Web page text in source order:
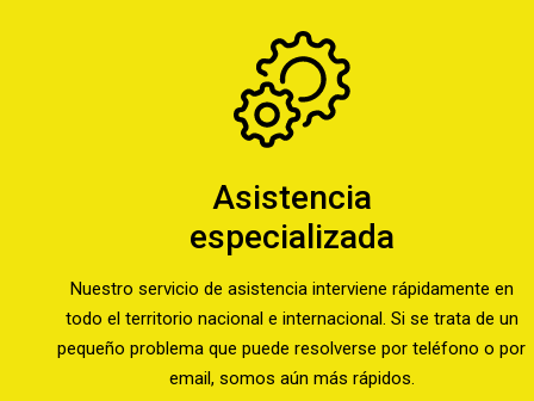
Asistencia
especializada
Nuestro servicio de asistencia interviene rápidamente en
todo el territorio nacional e internacional. Si se trata de un
pequeño problema que puede resolverse por teléfono o por
email, somos aún más rápidos.